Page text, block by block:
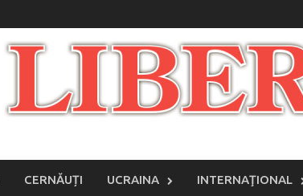
CERNĂUȚI UCRAINA INTERNAŢIONAL